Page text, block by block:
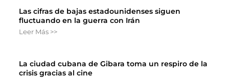
Las cifras de bajas estadounidenses siguen
fluctuando en la guerra con Irán
Leer Más >>
La ciudad cubana de Gibara toma un respiro de la
crisis gracias al cine